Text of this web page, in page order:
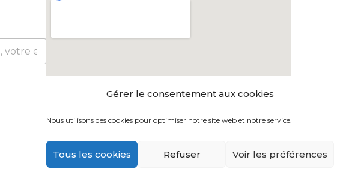
Gérer le consentement aux cookies
Nous utilisons des cookies pour optimiser notre site web et notre service.
Tous les cookies Refuser Voir les préférences